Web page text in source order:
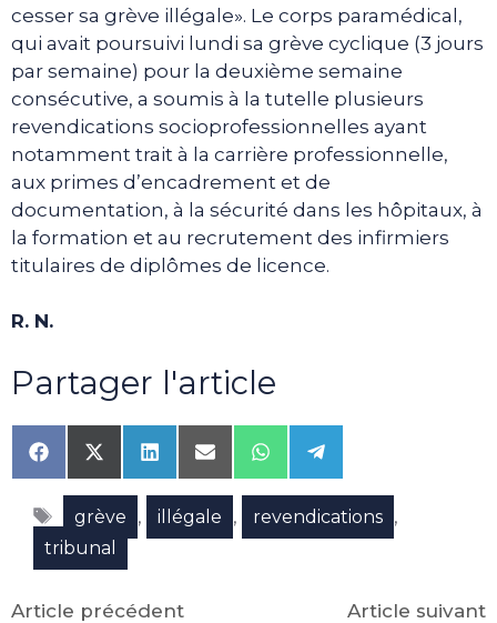
cesser sa grève illégale». Le corps paramédical,
qui avait poursuivi lundi sa grève cyclique (3 jours
par semaine) pour la deuxième semaine
consécutive, a soumis à la tutelle plusieurs
revendications socioprofessionnelles ayant
notamment trait à la carrière professionnelle,
aux primes d’encadrement et de
documentation, à la sécurité dans les hôpitaux, à
la formation et au recrutement des infirmiers
titulaires de diplômes de licence.
R. N.
Partager l'article
Share
on
Facebook
Share
on
X
(Twitter)
Share
on
LinkedIn
Share
on
Email
Share
on
WhatsApp
Share
on
Telegram
Étiquettes
grève , illégale , revendications ,
tribunal
Article précédent Article suivant